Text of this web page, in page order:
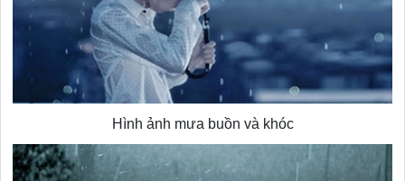
Hình ảnh mưa buồn và khóc